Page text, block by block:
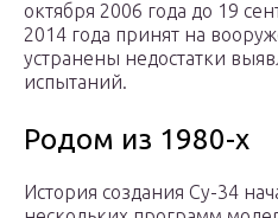
октября 2006 года до 19
2014 года принят на
устранены недостатки
испытаний.
Родом из 1980-х
История создания Су-34